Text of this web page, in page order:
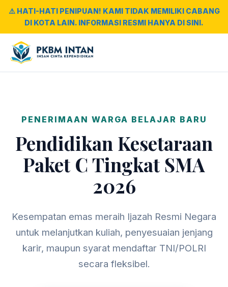
⚠️ HATI-HATI PENIPUAN! KAMI TIDAK MEMILIKI CABANG
DI KOTA LAIN. INFORMASI RESMI HANYA DI SINI.
PENERIMAAN WARGA BELAJAR BARU
Pendidikan Kesetaraan
Paket C Tingkat SMA
2026
Kesempatan emas meraih Ijazah Resmi Negara
untuk melanjutkan kuliah, penyesuaian jenjang
karir, maupun syarat mendaftar TNI/POLRI
secara fleksibel.